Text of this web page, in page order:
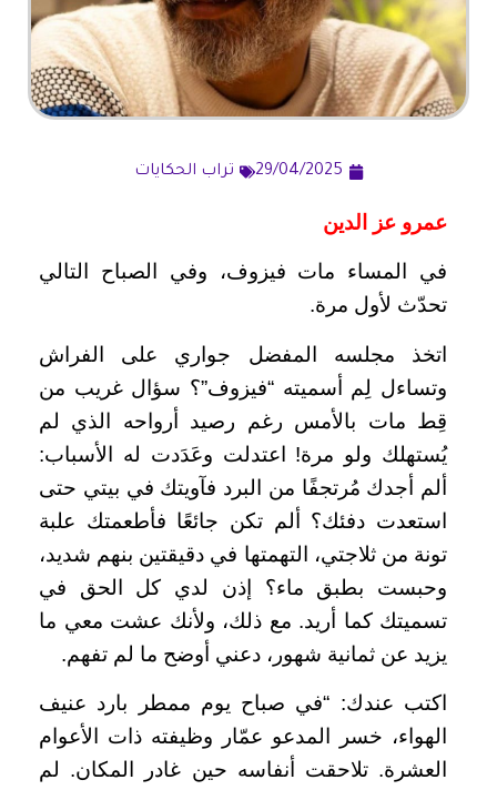
29/04/2025 تراب الحكايات
عمرو عز الدين
في المساء مات فيزوف، وفي الصباح التالي
تحدّث لأول مرة.
اتخذ مجلسه المفضل جواري على الفراش
وتساءل لِم أسميته “فيزوف”؟ سؤال غريب من
قِط مات بالأمس رغم رصيد أرواحه الذي لم
يُستهلك ولو مرة! اعتدلت وعَدَدت له الأسباب:
ألم أجدك مُرتجفًا من البرد فآويتك في بيتي حتى
استعدت دفئك؟ ألم تكن جائعًا فأطعمتك علبة
تونة من ثلاجتي، التهمتها في دقيقتين بنهم شديد،
وحبست بطبق ماء؟ إذن لدي كل الحق في
تسميتك كما أريد. مع ذلك، ولأنك عشت معي ما
يزيد عن ثمانية شهور، دعني أوضح ما لم تفهم.
اكتب عندك: “في صباح يوم ممطر بارد عنيف
الهواء، خسر المدعو عمّار وظيفته ذات الأعوام
العشرة. تلاحقت أنفاسه حين غادر المكان. لم